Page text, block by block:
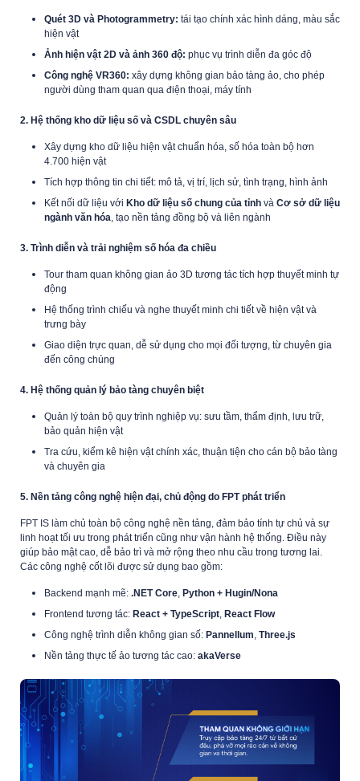
Quét 3D và Photogrammetry: tái tạo chính xác hình dáng, màu sắc
hiện vật
Ảnh hiện vật 2D và ảnh 360 độ: phục vụ trình diễn đa góc độ
Công nghệ VR360: xây dựng không gian bảo tàng ảo, cho phép
người dùng tham quan qua điện thoại, máy tính
2. Hệ thống kho dữ liệu số và CSDL chuyên sâu
Xây dựng kho dữ liệu hiện vật chuẩn hóa, số hóa toàn bộ hơn
4.700 hiện vật
Tích hợp thông tin chi tiết: mô tả, vị trí, lịch sử, tình trạng, hình ảnh
Kết nối dữ liệu với Kho dữ liệu số chung của tỉnh và Cơ sở dữ liệu
ngành văn hóa, tạo nền tảng đồng bộ và liên ngành
3. Trình diễn và trải nghiệm số hóa đa chiều
Tour tham quan không gian ảo 3D tương tác tích hợp thuyết minh tự
động
Hệ thống trình chiếu và nghe thuyết minh chi tiết về hiện vật và
trưng bày
Giao diện trực quan, dễ sử dụng cho mọi đối tượng, từ chuyên gia
đến công chúng
4. Hệ thống quản lý bảo tàng chuyên biệt
Quản lý toàn bộ quy trình nghiệp vụ: sưu tầm, thẩm định, lưu trữ,
bảo quản hiện vật
Tra cứu, kiểm kê hiện vật chính xác, thuận tiện cho cán bộ bảo tàng
và chuyên gia
5. Nền tảng công nghệ hiện đại, chủ động do FPT phát triển
FPT IS làm chủ toàn bộ công nghệ nền tảng, đảm bảo tính tự chủ và sự
linh hoạt tối ưu trong phát triển cũng như vận hành hệ thống. Điều này
giúp bảo mật cao, dễ bảo trì và mở rộng theo nhu cầu trong tương lai.
Các công nghệ cốt lõi được sử dụng bao gồm:
Backend mạnh mẽ: .NET Core, Python + Hugin/Nona
Frontend tương tác: React + TypeScript, React Flow
Công nghệ trình diễn không gian số: Pannellum, Three.js
Nền tảng thực tế ảo tương tác cao: akaVerse